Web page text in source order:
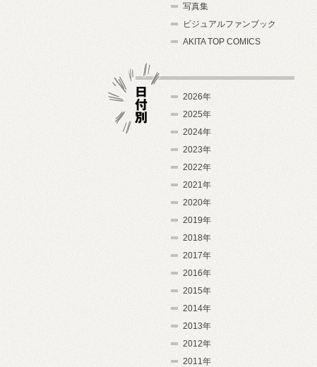
写真集
ビジュアルファンブック
AKITA TOP COMICS
2026年
2025年
2024年
2023年
2022年
2021年
2020年
2019年
2018年
2017年
2016年
2015年
2014年
2013年
2012年
2011年